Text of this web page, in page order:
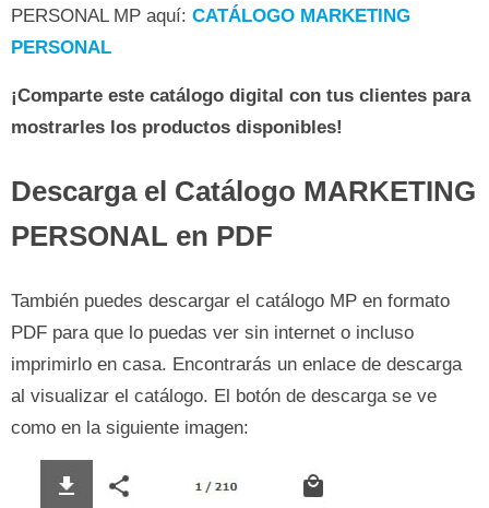
PERSONAL MP aquí: CATÁLOGO MARKETING
PERSONAL
¡Comparte este catálogo digital con tus clientes para
mostrarles los productos disponibles!
Descarga el Catálogo MARKETING
PERSONAL en PDF
También puedes descargar el catálogo MP en formato
PDF para que lo puedas ver sin internet o incluso
imprimirlo en casa. Encontrarás un enlace de descarga
al visualizar el catálogo. El botón de descarga se ve
como en la siguiente imagen: